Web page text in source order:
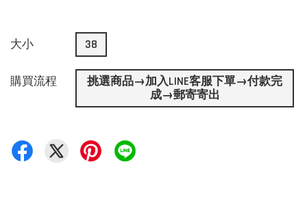
大小 38
購買流程
挑選商品→加入LINE客服下單→付款完
成→郵寄寄出